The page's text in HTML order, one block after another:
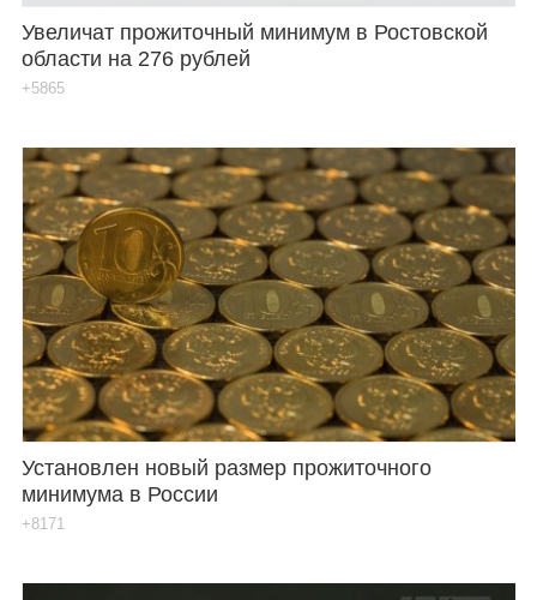
Увеличат прожиточный минимум в Ростовской
области на 276 рублей
+5865
Установлен новый размер прожиточного
минимума в России
+8171